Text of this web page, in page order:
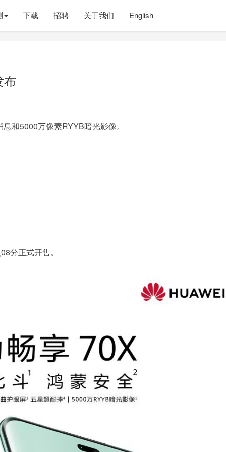
下载 招聘 关于我们 English
布
和5000万像素RYYB暗光影像。
分正式开售。